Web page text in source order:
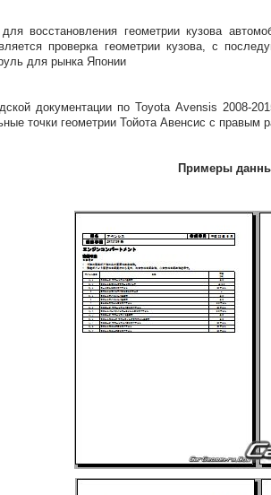
восстановления геометрии кузова
проверка геометрии кузова, с
для рынка Японии
документации по Toyota Avensis 2008-
точки геометрии Тойота Авенсис с правым
Примеры